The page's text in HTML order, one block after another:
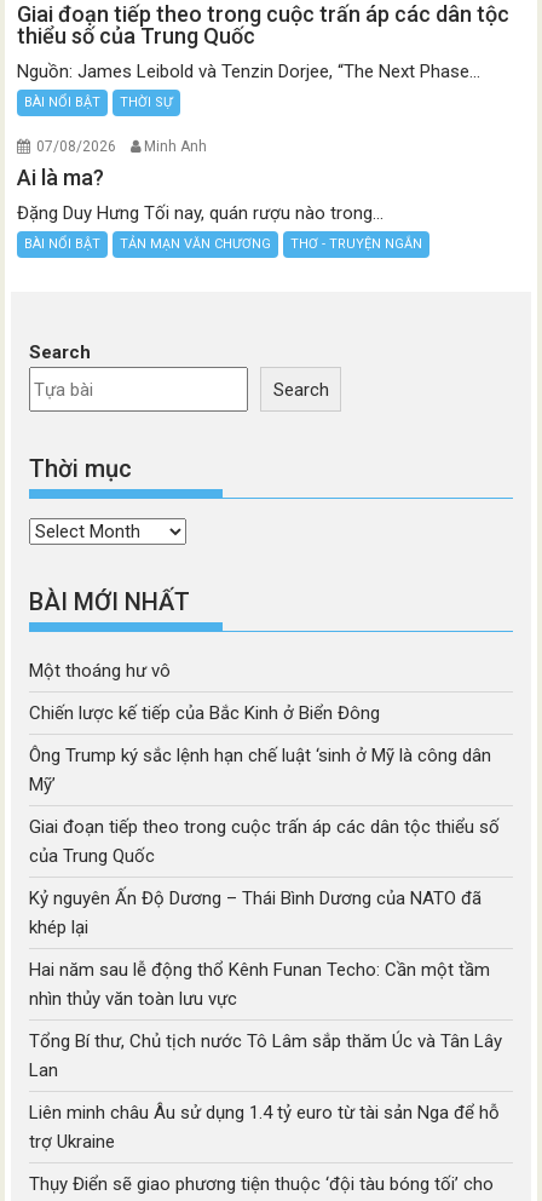
Giai đoạn tiếp theo trong cuộc trấn áp các dân tộc
thiểu số của Trung Quốc
Nguồn: James Leibold và Tenzin Dorjee, “The Next Phase...
BÀI NỔI BẬT THỜI SỰ
07/08/2026 Minh Anh
Ai là ma?
Đặng Duy Hưng Tối nay, quán rượu nào trong...
BÀI NỔI BẬT TẢN MẠN VĂN CHƯƠNG THƠ - TRUYỆN NGẮN
Search
Search
Thời mục
Thời
BÀI MỚI NHẤT
Một thoáng hư vô
Chiến lược kế tiếp của Bắc Kinh ở Biển Đông
Ông Trump ký sắc lệnh hạn chế luật ‘sinh ở Mỹ là công dân
Mỹ’
Giai đoạn tiếp theo trong cuộc trấn áp các dân tộc thiểu số
của Trung Quốc
Kỷ nguyên Ấn Độ Dương – Thái Bình Dương của NATO đã
khép lại
Hai năm sau lễ động thổ Kênh Funan Techo: Cần một tầm
nhìn thủy văn toàn lưu vực
Tổng Bí thư, Chủ tịch nước Tô Lâm sắp thăm Úc và Tân Lây
Lan
Liên minh châu Âu sử dụng 1.4 tỷ euro từ tài sản Nga để hỗ
trợ Ukraine
Thụy Điển sẽ giao phương tiện thuộc ‘đội tàu bóng tối’ cho